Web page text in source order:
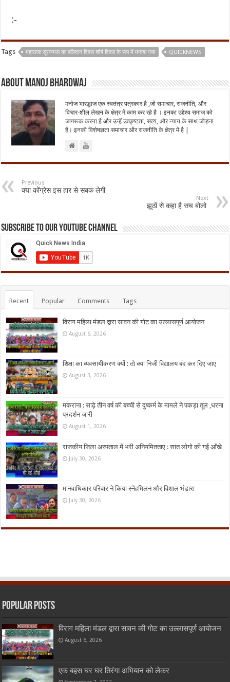
:-
Tags महाराजा सूरजमल का बलिदान दिवस शौर्य दिवस के रूप में मनाया गया QUICKNEWS
About Manoj Bhardwaj
मनोज भारद्धाज एक स्वतंत्र पत्रकार है ,जो समाचार, राजनीति, और
विचार-शील लेखन के क्षेत्र में काम कर रहे है । इनका उद्देश्य समाज को
जागरूक करना है और उन्हें उत्कृष्टता, सत्य, और न्याय के साथ जोड़ना
है। इनकी विशेषज्ञता समाचार और राजनीति के क्षेत्र में है |
Previous
क्या कोंग्रेस इस हार से सबक लेगी
Next
झूठों से कहा है सच बोलो
Subscribe to our Youtube Channel
Recent Popular Comments Tags
विराग महिला मंडल द्वारा सावन की गोट का उल्लासपूर्ण आयोजन
August 6, 2026
शिक्षा का व्यवसायीकरण क्यों : तो क्या निजी विद्यालय बंद कर दिए जाए
August 3, 2026
मकराना : साढ़े तीन वर्ष की बच्ची से दुष्कर्म के मामले ने पकड़ा तूल ,धरना
प्रदर्शन जारी
August 1, 2026
राजकीय जिला अस्पताल में भरी अनियमितताए : सात लोगो की गई आँखे
July 30, 2026
मानवाधिकार परिवार ने किया स्नेहमिलन और विशाल भंडारा
July 30, 2026
Popular Posts
विराग महिला मंडल द्वारा सावन की गोट का उल्लासपूर्ण आयोजन
August 6, 2026
एक बहस घर घर तिरंगा अभियान को लेकर